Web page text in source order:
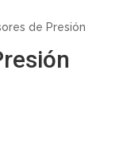
de Presión